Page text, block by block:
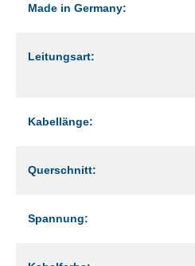
Made in Germany:
Leitungsart:
Kabellänge:
Querschnitt:
Spannung: